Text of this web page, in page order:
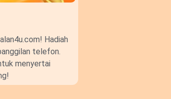
Hadiah
telefon.
menyertai